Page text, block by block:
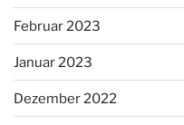
Februar 2023
Januar 2023
Dezember 2022